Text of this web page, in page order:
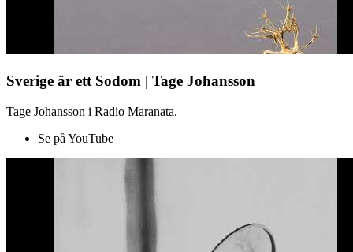
Sverige är ett Sodom | Tage Johansson
Tage Johansson i Radio Maranata.
Se på YouTube